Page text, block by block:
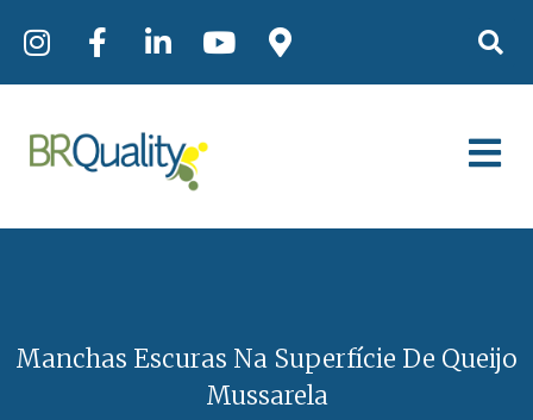
Manchas Escuras Na Superfície De Queijo
Mussarela